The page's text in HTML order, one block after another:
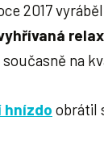
2017
současně na
hnízdo obrátil